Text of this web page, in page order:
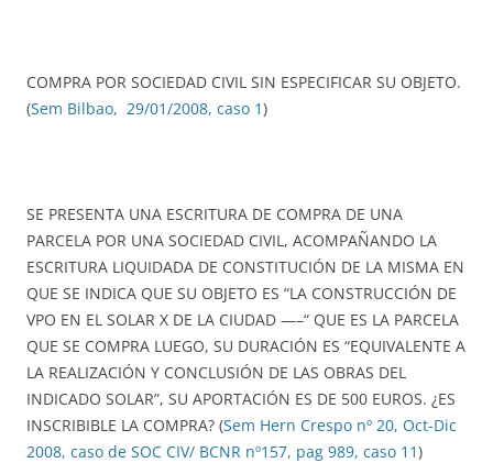
COMPRA POR SOCIEDAD CIVIL SIN ESPECIFICAR SU OBJETO.
(Sem Bilbao, 29/01/2008, caso 1)
SE PRESENTA UNA ESCRITURA DE COMPRA DE UNA
PARCELA POR UNA SOCIEDAD CIVIL, ACOMPAÑANDO LA
ESCRITURA LIQUIDADA DE CONSTITUCIÓN DE LA MISMA EN
QUE SE INDICA QUE SU OBJETO ES “LA CONSTRUCCIÓN DE
VPO EN EL SOLAR X DE LA CIUDAD —–“ QUE ES LA PARCELA
QUE SE COMPRA LUEGO, SU DURACIÓN ES “EQUIVALENTE A
LA REALIZACIÓN Y CONCLUSIÓN DE LAS OBRAS DEL
INDICADO SOLAR”, SU APORTACIÓN ES DE 500 EUROS. ¿ES
INSCRIBIBLE LA COMPRA? (Sem Hern Crespo nº 20, Oct-Dic
2008, caso de SOC CIV/ BCNR nº157, pag 989, caso 11)